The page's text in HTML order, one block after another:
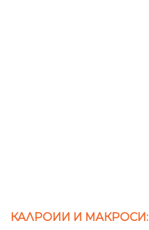
КАЛРОИИ И МАКРОСИ: